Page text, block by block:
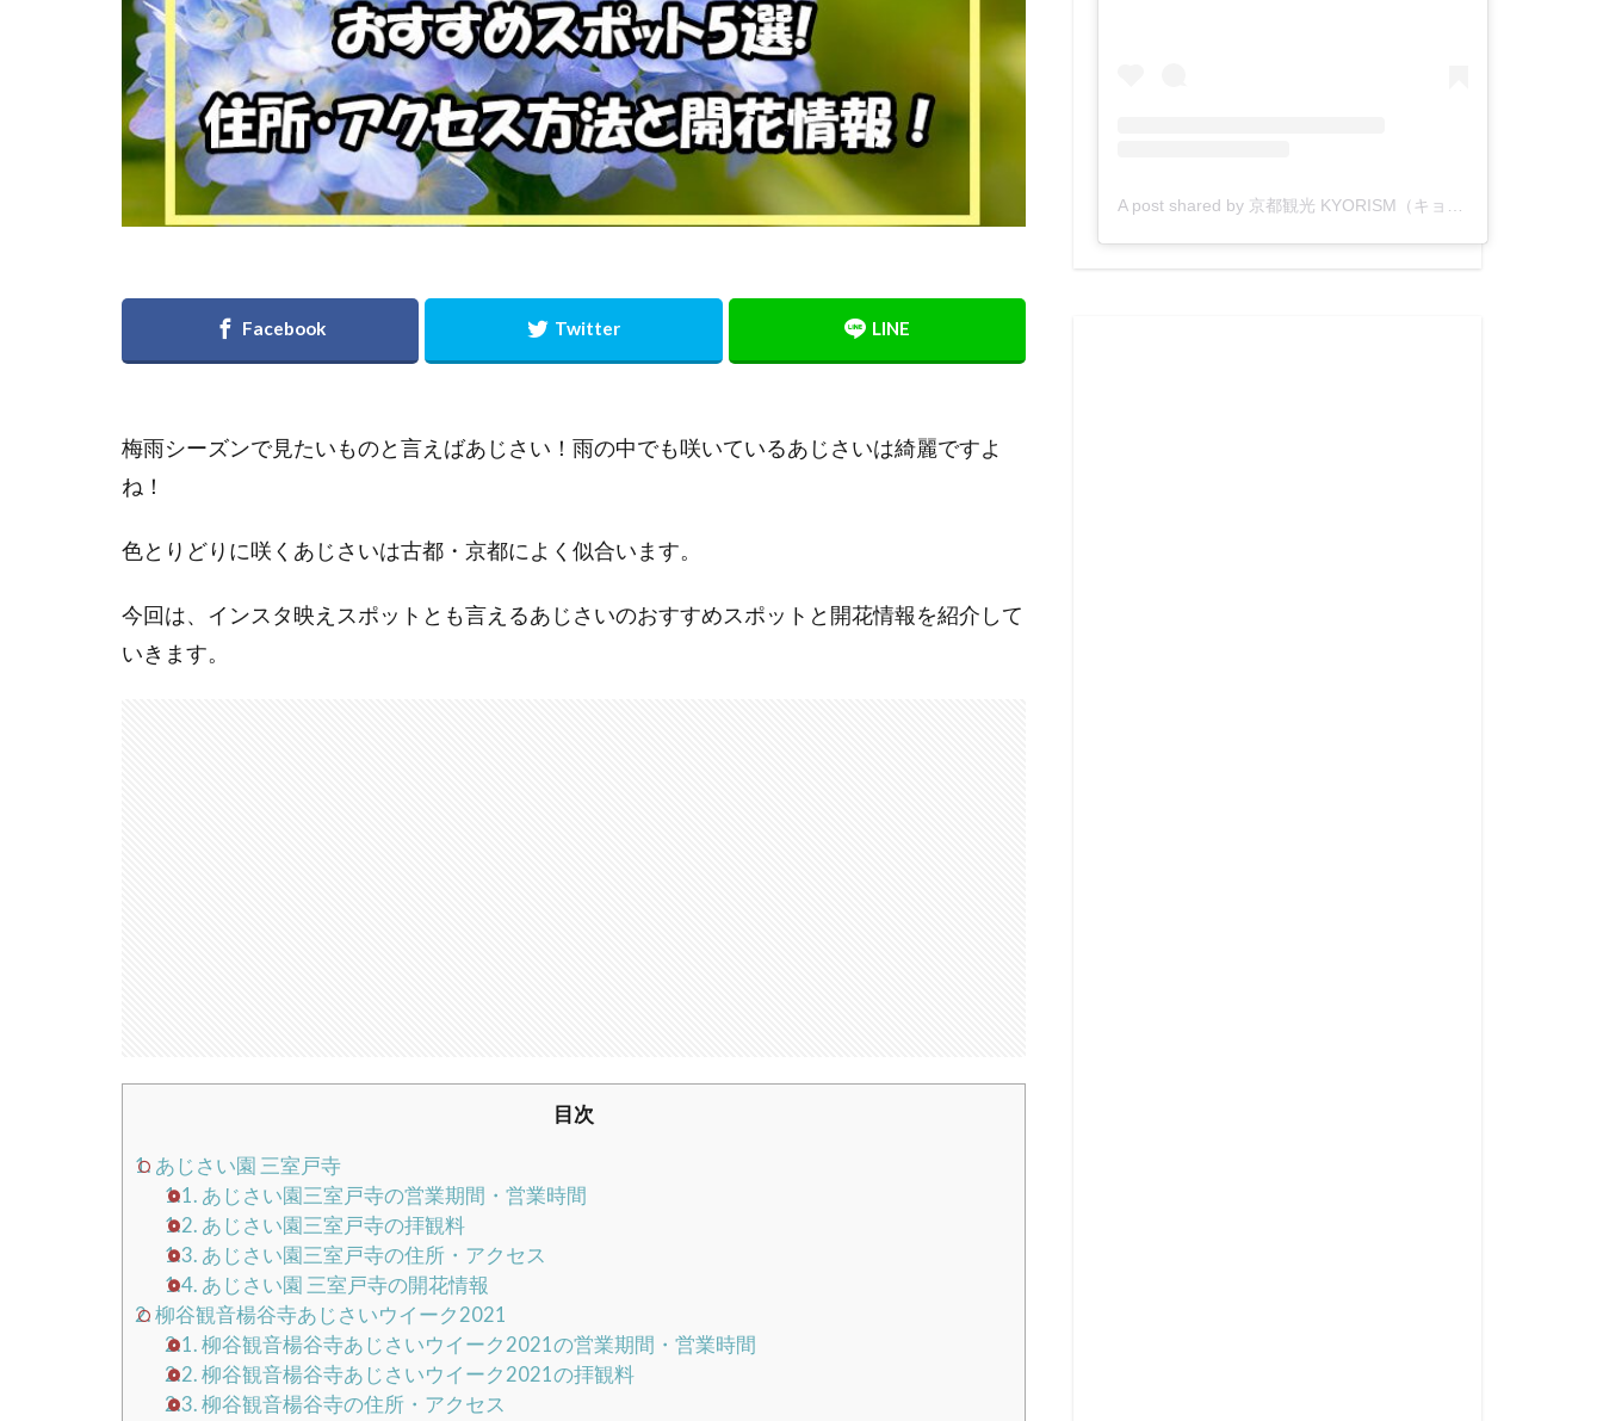
梅雨シーズンで見たいものと言えばあじさい！雨の中でも咲いているあじさいは綺麗ですよ
ね！
色とりどりに咲くあじさいは古都・京都によく似合います。
今回は、インスタ映えスポットとも言えるあじさいのおすすめスポットと開花情報を紹介して
いきます。
目次
1. あじさい園 三室戸寺
1.1. あじさい園三室戸寺の営業期間・営業時間
1.2. あじさい園三室戸寺の拝観料
1.3. あじさい園三室戸寺の住所・アクセス
1.4. あじさい園 三室戸寺の開花情報
2. 柳谷観音楊谷寺あじさいウイーク2021
2.1. 柳谷観音楊谷寺あじさいウイーク2021の営業期間・営業時間
2.2. 柳谷観音楊谷寺あじさいウイーク2021の拝観料
2.3. 柳谷観音楊谷寺の住所・アクセス